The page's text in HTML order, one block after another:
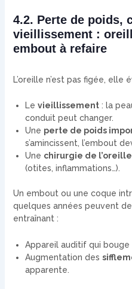
4.2. Perte de poids,
vieillissement :
embout à refaire
L’oreille n’est pas figée, elle
Le vieillissement: la
conduit peut changer.
Une perte de poids
s’amincissent, l’embout
Une chirurgie de l’oreille
(otites, inflammations…).
Un embout ou une coque
quelques années peuvent
entraînant :
Appareil auditif qui bouge
Augmentation des
apparente.